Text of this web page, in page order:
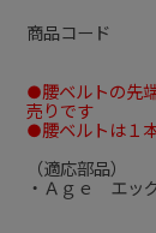
商品コード
●腰ベルトの先
売りです
●腰ベルトは１
（適応部品）
・Ａｇｅ エッ